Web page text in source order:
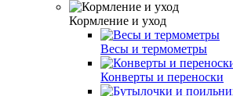
Кормление и уход
Весы и термометры
Конверты и переноски